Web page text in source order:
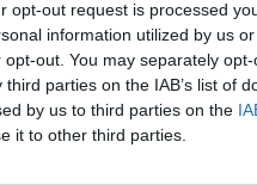
opt-out request is processed
information utilized by us
out. You may separately
parties on the IAB’s list of
by us to third parties on the
it to other third parties.
της παγκόσμιας και
της Nexi Ελλάδος.
χωρίς μετρητά, η Nexi